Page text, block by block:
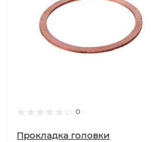
0
Прокладка головки